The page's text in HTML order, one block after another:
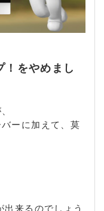
！をやめまし
ーに加えて、莫
来るのでしょう